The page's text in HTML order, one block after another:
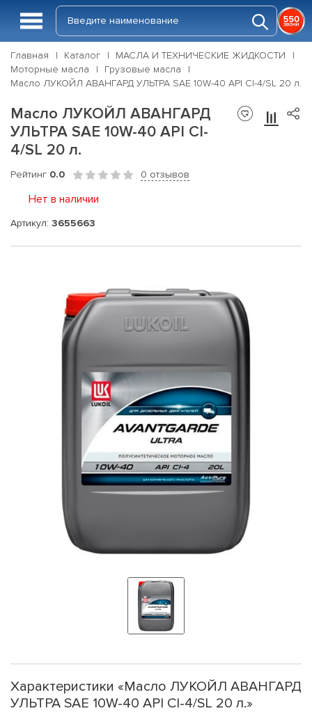
Главная Каталог
МАСЛА И ТЕХНИЧЕСКИЕ ЖИДКОСТИ
Моторные масла
Грузовые масла
Масло ЛУКОЙЛ АВАНГАРД УЛЬТРА SAE 10W-40 API CI-4/SL 20 л.
Масло ЛУКОЙЛ АВАНГАРД
УЛЬТРА SAE 10W-40 API CI-
4/SL 20 л.
Рейтинг 0.0 0 отзывов
Нет в наличии
Артикул: 3655663
Характеристики «Масло ЛУКОЙЛ АВАНГАРД
УЛЬТРА SAE 10W-40 API CI-4/SL 20 л.»